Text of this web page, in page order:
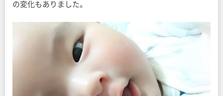
の変化もありました。